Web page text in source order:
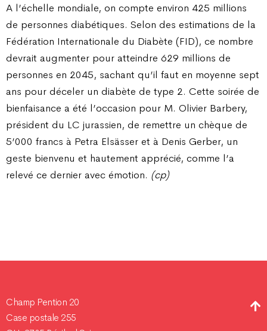
A l’échelle mondiale, on compte environ 425 millions
de personnes diabétiques. Selon des estimations de la
Fédération Internationale du Diabète (FID), ce nombre
devrait augmenter pour atteindre 629 millions de
personnes en 2045, sachant qu’il faut en moyenne sept
ans pour déceler un diabète de type 2. Cette soirée de
bienfaisance a été l’occasion pour M. Olivier Barbery,
président du LC jurassien, de remettre un chèque de
5’000 francs à Petra Elsässer et à Denis Gerber, un
geste bienvenu et hautement apprécié, comme l’a
relevé ce dernier avec émotion. (cp)
Champ Pention 20
Case postale 255